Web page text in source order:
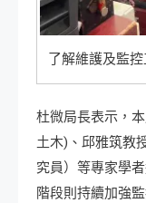
了解維護及監
杜微局長表示，
土木)、邱雅筑教
究員）等專家學
階段則持續加強